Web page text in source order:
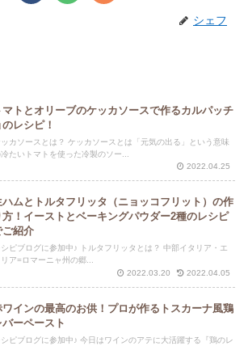
シェフ
マトとオリーブのケッカソースで作るカルパッチ
のレシピ！
カソースとは？ ケッカソースとは「元気の出る」という意味
たいトマトを使った冷製のソー...
2022.04.25
ハムとトルタフリッタ（ニョッコフリット）の作
方！イーストとベーキングパウダー2種のレシピ
ご紹介
シピブログに参加中♪ トルタフリッタとは？ 中部イタリア・エ
リア=ロマーニャ州の郷...
2022.03.20
2022.04.05
ワインの最高のお供！プロが作るトスカーナ風鶏
バーペースト
シピブログに参加中♪ 今日はワインのアテに大活躍する『鶏のレ